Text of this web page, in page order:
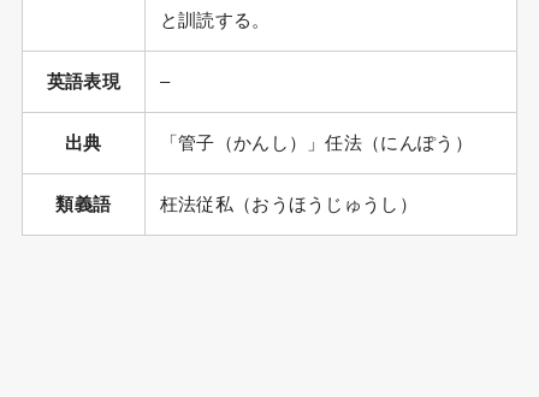
と訓読する。
英語表現 –
出典 「管子（かんし）」任法（にんぽう）
類義語 枉法従私（おうほうじゅうし）